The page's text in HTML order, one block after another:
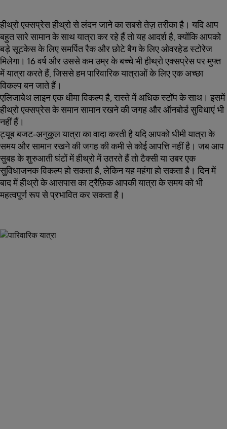
हीथ्रो एक्सप्रेस हीथ्रो से लंदन जाने का सबसे तेज़ तरीका है। यदि आप
बहुत सारे सामान के साथ यात्रा कर रहे हैं तो यह आदर्श है, क्योंकि आपको
बड़े सूटकेस के लिए समर्पित रैक और छोटे बैग के लिए ओवरहेड स्टोरेज
मिलेगा। 16 वर्ष और उससे कम उम्र के बच्चे भी हीथ्रो एक्सप्रेस पर मुफ्त
में यात्रा करते हैं, जिससे हम पारिवारिक यात्राओं के लिए एक अच्छा
विकल्प बन जाते हैं।
एलिजाबेथ लाइन एक धीमा विकल्प है, रास्ते में अधिक स्टॉप के साथ। इसमें
हीथ्रो एक्सप्रेस के समान सामान रखने की जगह और ऑनबोर्ड सुविधाएं भी
नहीं हैं।
ट्यूब बजट-अनुकूल यात्रा का वादा करती है यदि आपको धीमी यात्रा के
समय और सामान रखने की जगह की कमी से कोई आपत्ति नहीं है। जब आप
सुबह के शुरुआती घंटों में हीथ्रो में उतरते हैं तो टैक्सी या उबर एक
सुविधाजनक विकल्प हो सकता है, लेकिन यह महंगा हो सकता है। दिन में
बाद में हीथ्रो के आसपास का ट्रैफ़िक आपकी यात्रा के समय को भी
महत्वपूर्ण रूप से प्रभावित कर सकता है।